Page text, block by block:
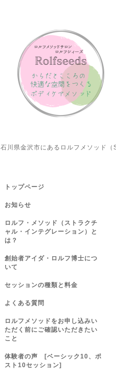
石川県金沢市にあるロルフメソッド
トップページ
お知らせ
ロルフ・メソッド（ストラクチ
ャル・インテグレーション）と
は？
創始者アイダ・ロルフ博士につ
いて
セッションの種類と料金
よくある質問
ロルフメソッドをお申し込みい
ただく前にご確認いただきたい
こと
体験者の声 [ベーシック10、ポ
スト10セッション]